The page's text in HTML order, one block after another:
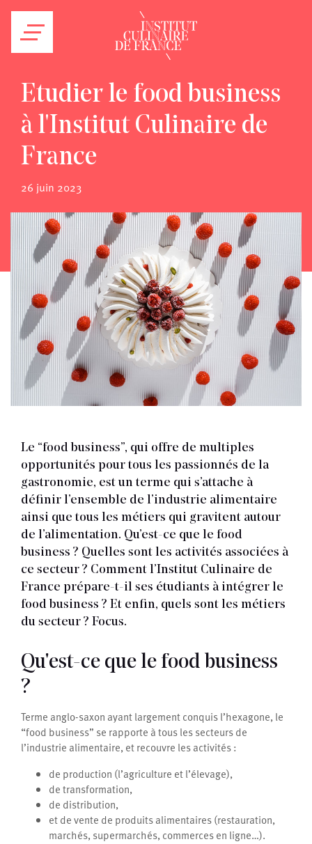
Etudier le food business
à l'Institut Culinaire de
France
26 juin 2023
Le “food business”, qui offre de multiples
opportunités pour tous les passionnés de la
gastronomie, est un terme qui s’attache à
définir l’ensemble de l’industrie alimentaire
ainsi que tous les métiers qui gravitent autour
de l’alimentation. Qu’est-ce que le food
business ? Quelles sont les activités associées à
ce secteur ? Comment l’Institut Culinaire de
France prépare-t-il ses étudiants à intégrer le
food business ? Et enfin, quels sont les métiers
du secteur ? Focus.
Qu'est-ce que le food business
?
Terme anglo-saxon ayant largement conquis l’hexagone, le
“food business” se rapporte à tous les secteurs de
l’industrie alimentaire, et recouvre les activités :
de production (l’agriculture et l’élevage),
de transformation,
de distribution,
et de vente de produits alimentaires (restauration,
marchés, supermarchés, commerces en ligne…).